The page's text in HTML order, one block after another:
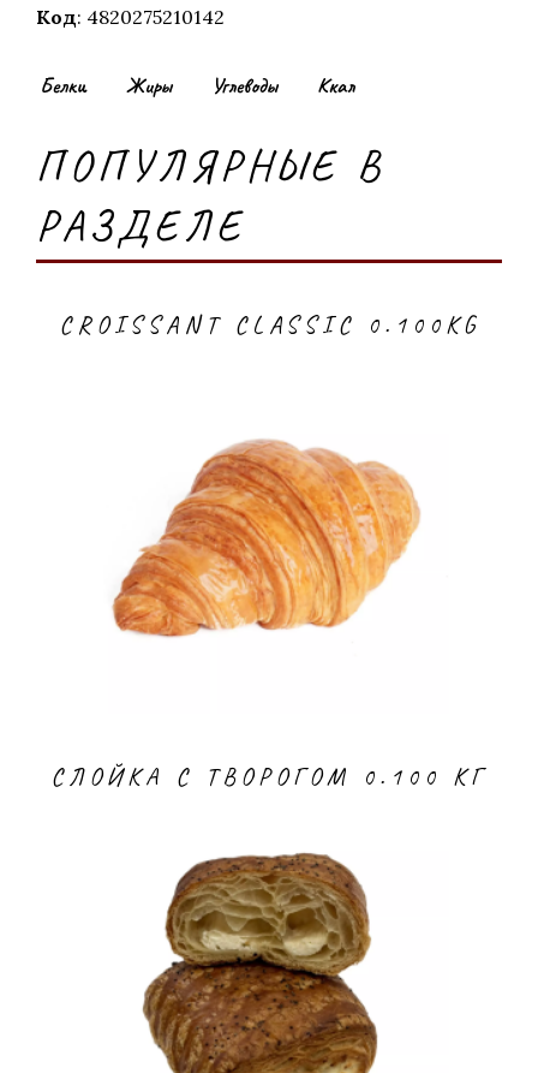
Код: 4820275210142
Белки Жиры Углеводы Ккал
ПОПУЛЯРНЫЕ В
РАЗДЕЛЕ
CROISSANT CLASSIC 0.100KG
СЛОЙКА С ТВОРОГОМ 0.100 КГ